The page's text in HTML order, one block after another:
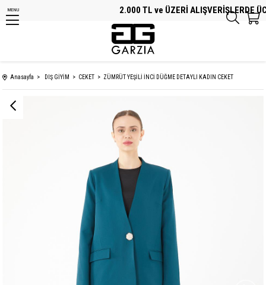
2.000 TL ve ÜZERİ ALIŞVERİŞLERDE
MENU
Anasayfa DIŞ GİYİM CEKET ZÜMRÜT YEŞİLİ İNCİ DÜĞME DETAYLI KADIN CEKET